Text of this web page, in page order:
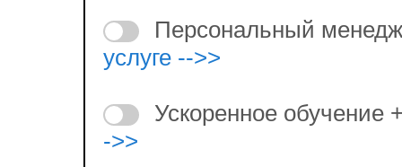
Персональный
услуге -->>
Ускоренное обучение
->>